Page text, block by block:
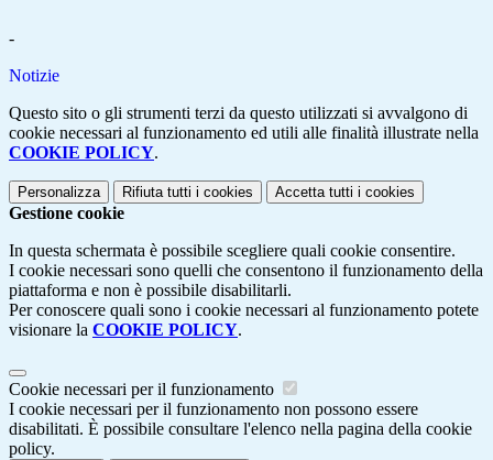
-
Notizie
Questo sito o gli strumenti terzi da questo utilizzati si avvalgono di
cookie necessari al funzionamento ed utili alle finalità illustrate nella
COOKIE POLICY.
Personalizza Rifiuta tutti i cookies Accetta tutti i cookies
Gestione cookie
In questa schermata è possibile scegliere quali cookie consentire.
I cookie necessari sono quelli che consentono il funzionamento della
piattaforma e non è possibile disabilitarli.
Per conoscere quali sono i cookie necessari al funzionamento potete
visionare la COOKIE POLICY.
Cookie necessari per il funzionamento
I cookie necessari per il funzionamento non possono essere
disabilitati. È possibile consultare l'elenco nella pagina della cookie
policy.